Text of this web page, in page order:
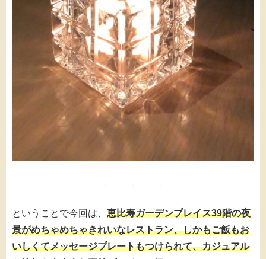
ということで今回は、 恵比寿ガーデンプレイス39階の夜
景がめちゃめちゃきれいなレストラン、しかもご飯もお
いしくてメッセージプレートもつけられて、カジュアル